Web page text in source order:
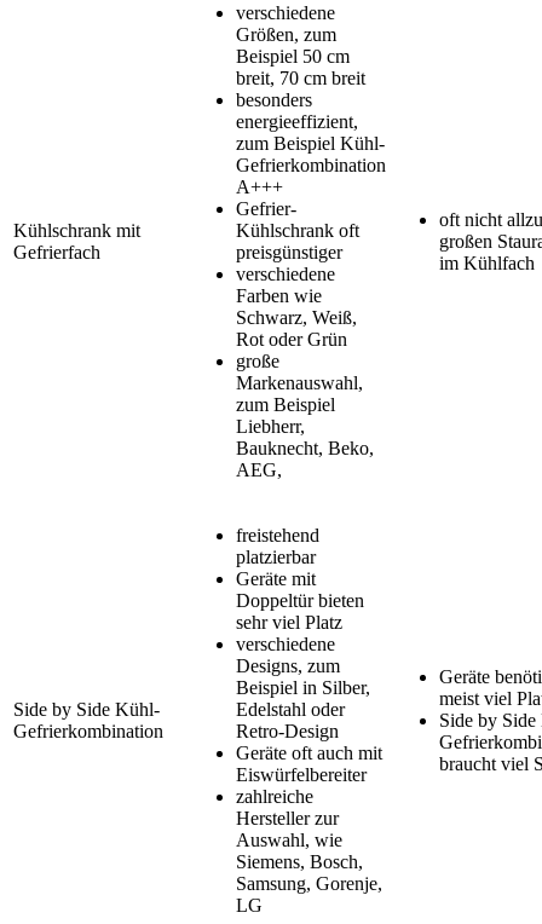
Kühlschrank mit
Gefrierfach
verschiedene
Größen, zum
Beispiel 50 cm
breit, 70 cm breit
besonders
energieeffizient,
zum Beispiel Kühl-
Gefrierkombination
A+++
Gefrier-
Kühlschrank oft
preisgünstiger
verschiedene
Farben wie
Schwarz, Weiß,
Rot oder Grün
große
Markenauswahl,
zum Beispiel
Liebherr,
Bauknecht, Beko,
AEG,
oft nicht allzu
großen
im Kühlfach
Side by Side Kühl-
Gefrierkombination
freistehend
platzierbar
Geräte mit
Doppeltür bieten
sehr viel Platz
verschiedene
Designs, zum
Beispiel in Silber,
Edelstahl oder
Retro-Design
Geräte oft auch mit
Eiswürfelbereiter
zahlreiche
Hersteller zur
Auswahl, wie
Siemens, Bosch,
Samsung, Gorenje,
LG
Geräte
meist viel
Side by
braucht viel